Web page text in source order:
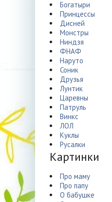
Богатыри
Принцессы
Дисней
Монстры
Ниндзя
ФНАФ
Наруто
Соник
Друзья
Лунтик
Царевны
Патруль
Винкс
ЛОЛ
Куклы
Русалки
Картинки
Про маму
Про папу
О бабушке